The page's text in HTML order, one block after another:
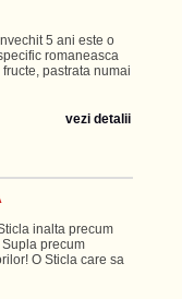
5 ani este o
romaneasca
pastrata numai
vezi detalii
inalta precum
precum
O Sticla care sa